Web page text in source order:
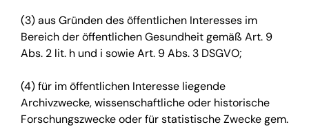
(3) aus Gründen des öffentlichen Interesses im
Bereich der öffentlichen Gesundheit gemäß Art. 9
Abs. 2 lit. h und i sowie Art. 9 Abs. 3 DSGVO;
(4) für im öffentlichen Interesse liegende
Archivzwecke, wissenschaftliche oder historische
Forschungszwecke oder für statistische Zwecke gem.